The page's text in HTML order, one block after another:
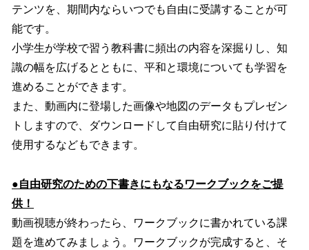
テンツを、期間内ならいつでも自由に受講することが可
能です。
小学生が学校で習う教科書に頻出の内容を深掘りし、知
識の幅を広げるとともに、平和と環境についても学習を
進めることができます。
また、動画内に登場した画像や地図のデータもプレゼン
トしますので、ダウンロードして自由研究に貼り付けて
使用するなどもできます。
●自由研究のための下書きにもなるワークブックをご提
供！
動画視聴が終わったら、ワークブックに書かれている課
題を進めてみましょう。ワークブックが完成すると、そ